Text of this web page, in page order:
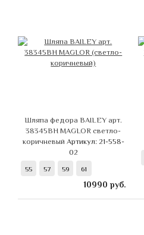
Шляпа федора BAILEY арт.
38345BH MAGLOR светло-
коричневый Артикул: 21-558-
02
55 57 59 61
10990 руб.